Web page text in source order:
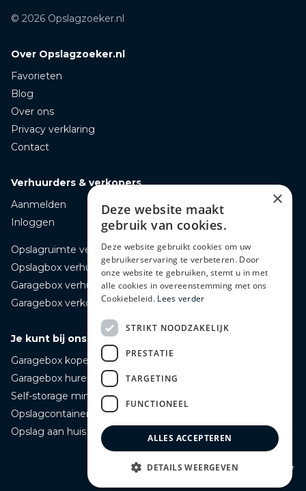
© 2026 Opslagzoeker.nl
Over Opslagzoeker.nl
Favorieten
Blog
Over ons
Privacy verklaring
Contact
Verhuurders & verkopers
Aanmelden
Inloggen
Opslagruimte verhuren
Opslagbox verhuren
Garagebox verhuren
Garagebox verkopen
Je kunt bij ons terecht voor
Garagebox kopen
Garagebox huren
Self-storage mini opslag huren
Opslagcontainer huren
Opslag aan huis bezorgd huren
Naar boven ↑
×
Deze website maakt
gebruik van cookies.
Deze website gebruikt cookies om uw
gebruikerservaring te verbeteren. Door
onze website te gebruiken, stemt u in met
alle cookies in overeenstemming met ons
Cookiebeleid. Lees verder
STRIKT NOODZAKELIJK
PRESTATIE
TARGETING
FUNCTIONEEL
ALLES ACCEPTEREN
DETAILS WEERGEVEN